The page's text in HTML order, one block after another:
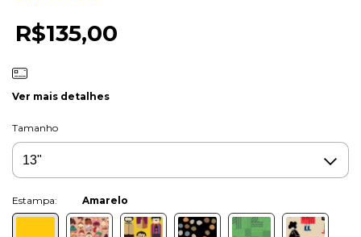
R$135,00
Ver mais detalhes
Tamanho
Amarelo